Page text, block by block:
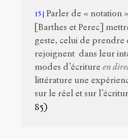
15
Parler de « notation
[Barthes et Perec]
geste, celui de prendre
rejoignent dans leur
modes d’écritureen
littérature une
sur le réel et sur
85)